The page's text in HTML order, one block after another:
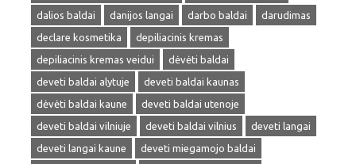
dalios baldai
danijos langai darbo baldai
darudimas
declare kosmetika
depiliacinis kremas
depiliacinis kremas veidui
dėvėti baldai
deveti baldai alytuje
deveti baldai kaunas
dėvėti baldai kaune
deveti baldai utenoje
deveti baldai vilniuje
deveti baldai vilnius
deveti langai
deveti langai kaune
deveti miegamojo baldai